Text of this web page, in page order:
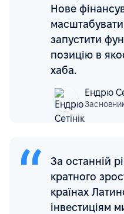
Нове
запустити
позицію в
хаба.
Ендрю
За останній
кратного
країнах
інвестиціям